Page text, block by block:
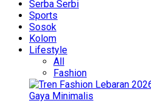
Serba Serbi
Sports
Sosok
Kolom
Lifestyle
All
Fashion